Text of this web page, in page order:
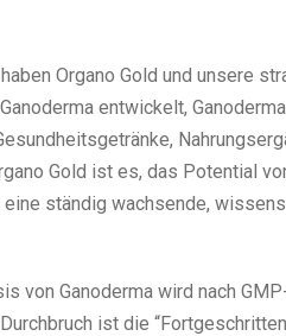
Organo Gold und unsere
entwickelt,
Gold ist es, das Potential
eine ständig wachsende,
von Ganoderma wird nach
ist die